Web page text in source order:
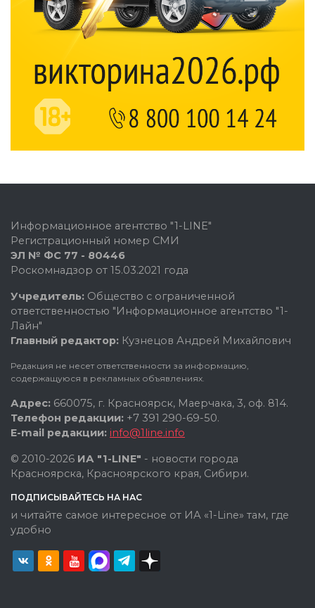
Информационное агентство "1-LINE"
Регистрационный номер СМИ
ЭЛ № ФС 77 - 80446
Роскомнадзор от 15.03.2021 года
Учредитель: Общество с ограниченной
ответственностью "Информационное агентство "1-
Лайн"
Главный редактор: Кузнецов Андрей Михайлович
Редакция не несет ответственности за информацию,
содержащуюся в рекламных объявлениях.
Адрес: 660075, г. Красноярск, Маерчака, 3, оф. 814.
Телефон редакции: +7 391 290-69-50.
E-mail редакции: info@1line.info
© 2010-2026 ИА "1-LINE" - новости города
Красноярска, Красноярского края, Сибири.
ПОДПИСЫВАЙТЕСЬ НА НАС
и читайте самое интересное от ИА «1-Line» там, где
удобно